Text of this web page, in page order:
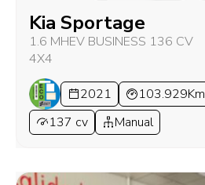
Kia Sportage
1.6 MHEV BUSINESS 136 CV
4X4
2021 103.929Km
137 cv
Manual